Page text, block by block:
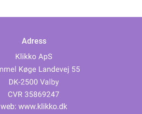
Adress
web: www.klikko.dk